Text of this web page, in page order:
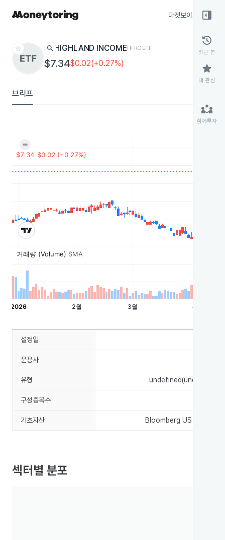
마켓보이스
star search HIGHLAND INCOMEHFROETF
$7.34$0.02(+0.27%)
브리프
right_panel_open
history
최근 본
star
내 관심
partner_exchange
함께투자